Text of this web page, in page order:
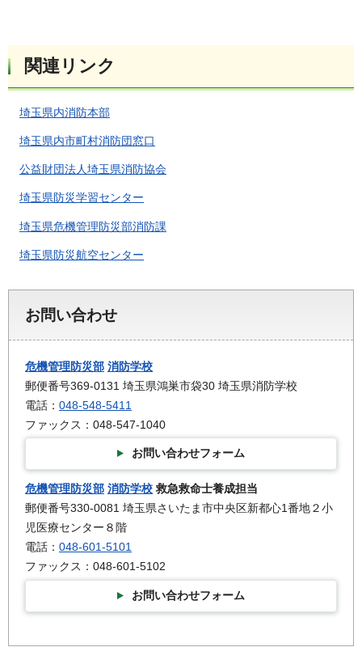
関連リンク
埼玉県内消防本部
埼玉県内市町村消防団窓口
公益財団法人埼玉県消防協会
埼玉県防災学習センター
埼玉県危機管理防災部消防課
埼玉県防災航空センター
お問い合わせ
危機管理防災部 消防学校
郵便番号369-0131 埼玉県鴻巣市袋30 埼玉県消防学校
電話： 048-548-5411
ファックス：048-547-1040
お問い合わせフォーム
危機管理防災部 消防学校救急救命士養成担当
郵便番号330-0081 埼玉県さいたま市中央区新都心1番地２小
児医療センター８階
電話： 048-601-5101
ファックス：048-601-5102
お問い合わせフォーム